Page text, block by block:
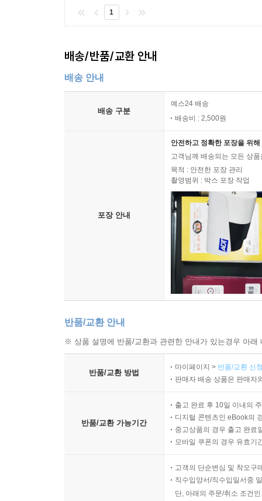
1
배송/반품/교환 안내
배송 안내
배송 구분
예스24 배송
배송비 : 2,500원
포장 안내
안전하고 정확한 포장을 위
고객님께 배송되는 모든 상
목적 : 안전한 포장 관리
촬영범위 : 박스 포장 작업
반품/교환 안내
※ 상품 설명에 반품/교환과 관련한 안내가 있는경우 아
반품/교환 방법
마이페이지 > 반품/교환 신
판매자 배송 상품은 판매자
반품/교환 가능기간
출고 완료 후 10일 이내의
디지털 콘텐츠인 eBook의
중고상품의 경우 출고 완료
모바일 쿠폰의 경우 유효기
고객의 단순변심 및 착오구
직수입양서/직수입일서중
단, 아래의 주문/취소 조건